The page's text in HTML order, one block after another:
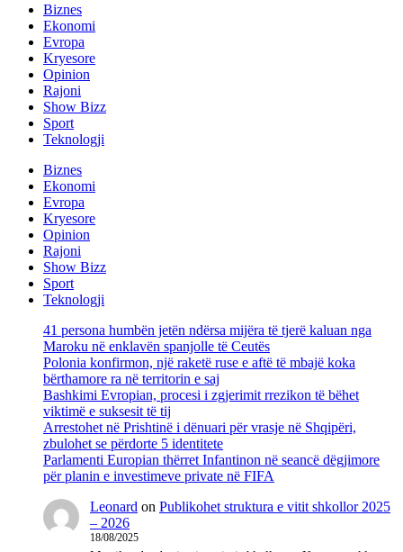
Biznes
Ekonomi
Evropa
Kryesore
Opinion
Rajoni
Show Bizz
Sport
Teknologji
Biznes
Ekonomi
Evropa
Kryesore
Opinion
Rajoni
Show Bizz
Sport
Teknologji
41 persona humbën jetën ndërsa mijëra të tjerë kaluan nga
Maroku në enklavën spanjolle të Ceutës
Polonia konfirmon, një raketë ruse e aftë të mbajë koka
bërthamore ra në territorin e saj
Bashkimi Evropian, procesi i zgjerimit rrezikon të bëhet
viktimë e suksesit të tij
Arrestohet në Prishtinë i dënuari për vrasje në Shqipëri,
zbulohet se përdorte 5 identitete
Parlamenti Europian thërret Infantinon në seancë dëgjimore
për planin e investimeve private në FIFA
Leonard on Publikohet struktura e vitit shkollor 2025
– 2026
18/08/2025